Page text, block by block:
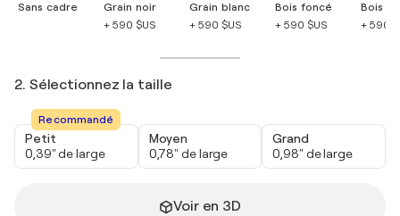
Sans cadre
Grain noir
+ 590 $US
Grain blanc
+ 590 $US
Bois foncé
+ 590 $US
Bois
+ 590
2. Sélectionnez la taille
Recommandé
Petit
0,39" de large
Moyen
0,78" de large
Grand
0,98" de large
Voir en 3D